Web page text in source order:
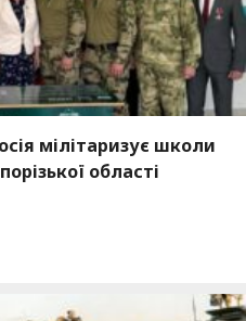
мілітаризує школи
області